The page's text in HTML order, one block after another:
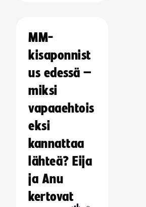
MM-
kisaponnist
us edessä –
miksi
vapaaehtois
eksi
kannattaa
lähteä? Eija
ja Anu
kertovat